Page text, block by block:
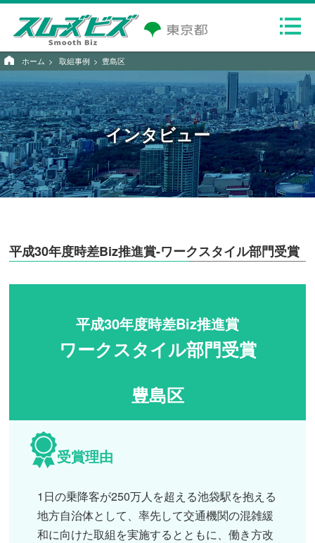
ホーム 取組事例 豊島区
インタビュー
平成30年度時差Biz推進賞-ワークスタイル部門受賞
平成30年度時差Biz推進賞
ワークスタイル部門受賞
豊島区
受賞理由
1日の乗降客が250万人を超える池袋駅を抱える
地方自治体として、率先して交通機関の混雑緩
和に向けた取組を実施するとともに、働き方改